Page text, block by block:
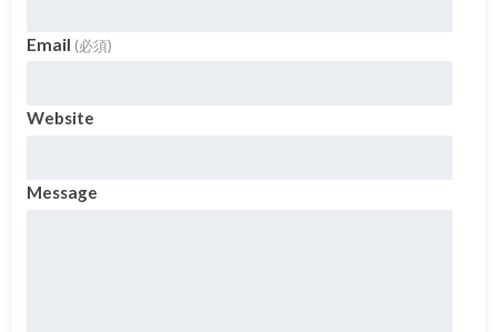
Email (必須)
Website
Message